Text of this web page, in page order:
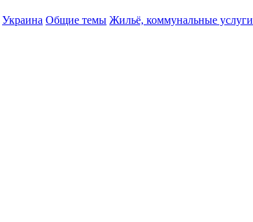
Украина Общие темы Жильё, коммунальные услуги